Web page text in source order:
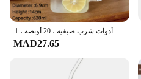
برطمان ماسون أكواب زجاجية بأغطية من الخيزران وقش ، كوب قهوة مثلج ، هدايا أدوات شرب صيفية ، 20 أونصة ، 1
MAD27.65